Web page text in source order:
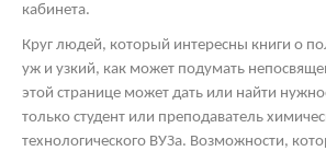
кабинета.
Круг людей, который интересны книги о
уж и узкий, как может подумать
этой странице может дать или найти
только студент или преподаватель
технологического ВУЗа. Возможности,